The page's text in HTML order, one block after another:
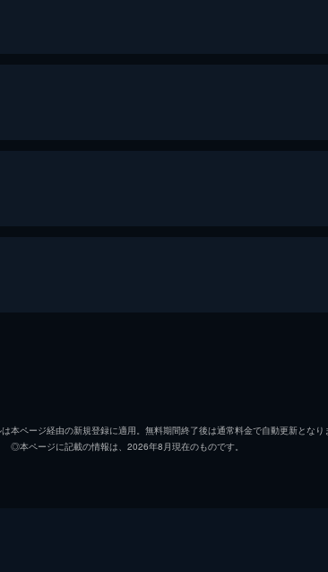
ジェフ・ゴールドブラム
本ページ経由の新規登録に適用。無料期間終了後は通常料金で自動更新となり
◎本ページに記載の情報は、2026年8月現在のものです。